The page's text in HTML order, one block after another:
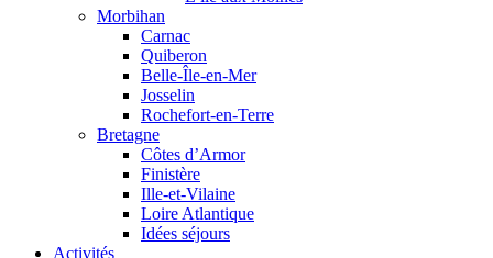
Morbihan
Carnac
Quiberon
Belle-Île-en-Mer
Josselin
Rochefort-en-Terre
Bretagne
Côtes d’Armor
Finistère
Ille-et-Vilaine
Loire Atlantique
Idées séjours
Activités